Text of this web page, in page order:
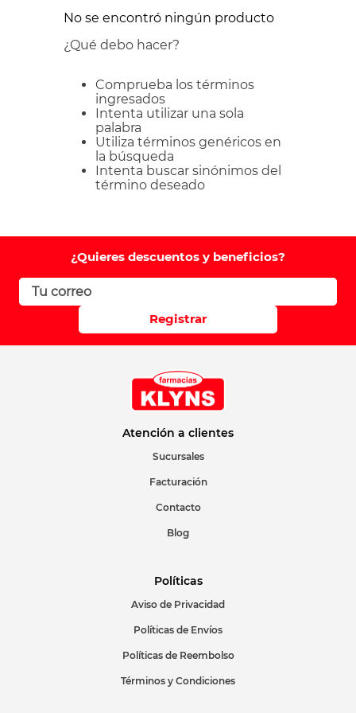
No se encontró ningún producto
¿Qué debo hacer?
Comprueba los términos
ingresados
Intenta utilizar una sola
palabra
Utiliza términos genéricos en
la búsqueda
Intenta buscar sinónimos del
término deseado
¿Quieres descuentos y beneficios?
Registrar
Atención a clientes
Sucursales
Facturación
Contacto
Blog
Políticas
Aviso de Privacidad
Políticas de Envíos
Políticas de Reembolso
Términos y Condiciones